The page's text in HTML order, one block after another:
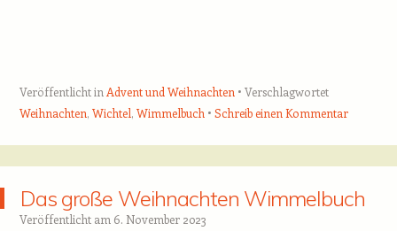
Veröffentlicht in Advent und Weihnachten
Verschlagwortet
Weihnachten, Wichtel, Wimmelbuch Schreib einen Kommentar
Das große Weihnachten Wimmelbuch
Veröffentlicht am 6. November 2023